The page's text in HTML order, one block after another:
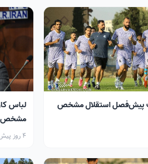
پیش‌فصل استقلال مشخص
لباس
مشخص
4 روز پیش